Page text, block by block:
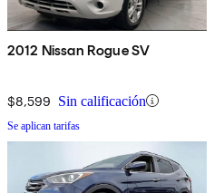
2012 Nissan Rogue SV
$8,599 Sin calificación
Se aplican tarifas